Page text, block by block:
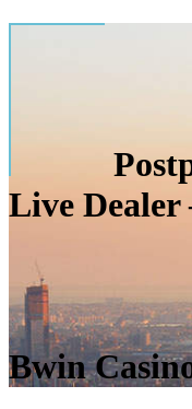
Live
Bwin